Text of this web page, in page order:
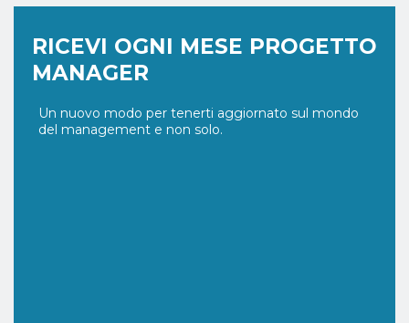
RICEVI OGNI MESE PROGETTO
MANAGER
Un nuovo modo per tenerti aggiornato sul mondo
del management e non solo.